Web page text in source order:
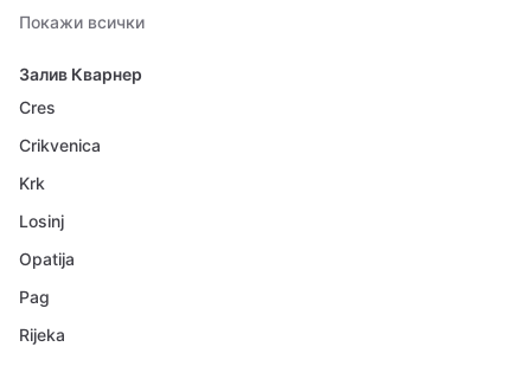
Покажи всички
Залив Кварнер
Cres
Crikvenica
Krk
Losinj
Opatija
Pag
Rijeka